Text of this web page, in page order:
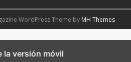
WordPress Theme by MH Themes
la versión móvil